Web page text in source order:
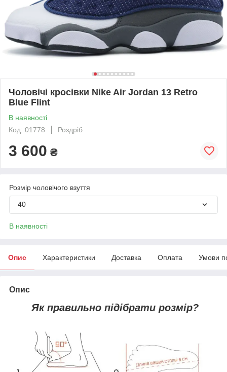
Чоловічі кросівки Nike Air Jordan 13 Retro
Blue Flint
В наявності
Код: 01778
Роздріб
3 600 ₴
Розмір чоловічого взуття
40
В наявності
Опис Характеристики Доставка Оплата Умови
Опис
Як правильно підібрати розмір?